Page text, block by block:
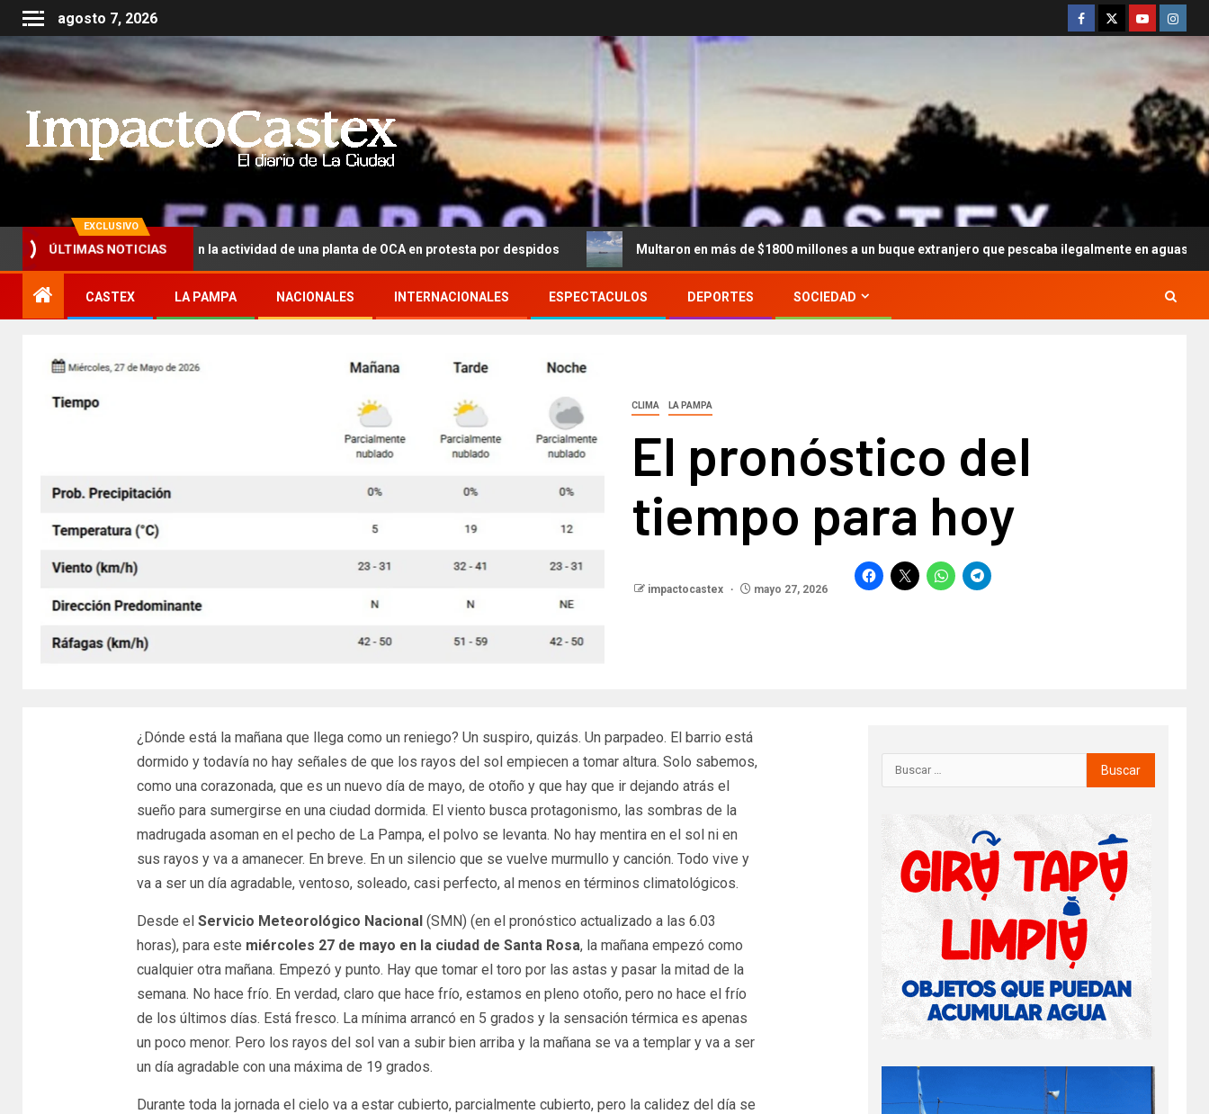
agosto 7, 2026
EXCLUSIVO
ÚLTIMAS NOTICIAS
interrumpieron la actividad de una planta de OCA en protesta por despidos Multaron en más de $1800 millones a un buque extranjero que pescaba ilegalmente en aguas argentinas
CASTEX LA PAMPA NACIONALES INTERNACIONALES ESPECTACULOS DEPORTES SOCIEDAD
CLIMA LA PAMPA
El pronóstico del
tiempo para hoy
impactocastex mayo 27, 2026
¿Dónde está la mañana que llega como un reniego? Un suspiro, quizás. Un parpadeo. El barrio está
dormido y todavía no hay señales de que los rayos del sol empiecen a tomar altura. Solo sabemos,
como una corazonada, que es un nuevo día de mayo, de otoño y que hay que ir dejando atrás el
sueño para sumergirse en una ciudad dormida. El viento busca protagonismo, las sombras de la
madrugada asoman en el pecho de La Pampa, el polvo se levanta. No hay mentira en el sol ni en
sus rayos y va a amanecer. En breve. En un silencio que se vuelve murmullo y canción. Todo vive y
va a ser un día agradable, ventoso, soleado, casi perfecto, al menos en términos climatológicos.
Desde el Servicio Meteorológico Nacional(SMN) (en el pronóstico actualizado a las 6.03
horas), para este miércoles 27 de mayo en la ciudad de Santa Rosa, la mañana empezó como
cualquier otra mañana. Empezó y punto. Hay que tomar el toro por las astas y pasar la mitad de la
semana. No hace frío. En verdad, claro que hace frío, estamos en pleno otoño, pero no hace el frío
de los últimos días. Está fresco. La mínima arrancó en 5 grados y la sensación térmica es apenas
un poco menor. Pero los rayos del sol van a subir bien arriba y la mañana se va a templar y va a ser
un día agradable con una máxima de 19 grados.
Durante toda la jornada el cielo va a estar cubierto, parcialmente cubierto, pero la calidez del día se